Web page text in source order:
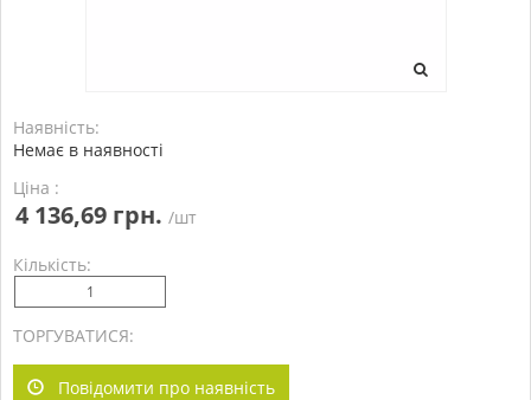
Наявність:
Немає в наявності
Ціна :
4 136,69 грн. /шт
Кількість:
ТОРГУВАТИСЯ:
Повідомити про наявність